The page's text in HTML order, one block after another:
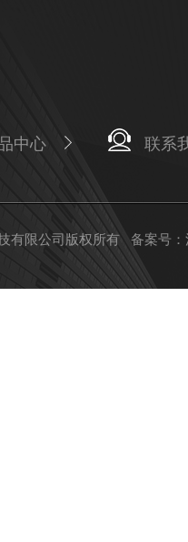
中心 联系
有限公司版权所有 备案号：